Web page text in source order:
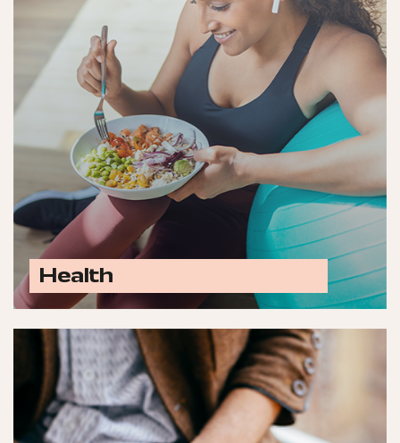
Health
Libelle, Psychologie, Flow,
Goedetengezondleven.nl, Happinez en meer.
Ontdek alle health opties
Laat jouw merk schitteren met advertenties in
titels zoals EW, Plus Magazine, VARA Gids,
Psychologie en Margriet.